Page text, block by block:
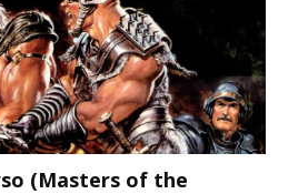
(Masters of the